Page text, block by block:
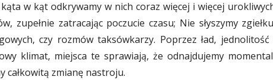
w kąt odkrywamy w nich coraz więcej i więcej
zupełnie zatracając poczucie czasu; Nie słyszymy
czy rozmów taksówkarzy. Poprzez ład, jednolitość
klimat, miejsca te sprawiają, że odnajdujemy
całkowitą zmianę nastroju.